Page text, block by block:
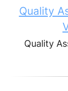
Quality
Quality